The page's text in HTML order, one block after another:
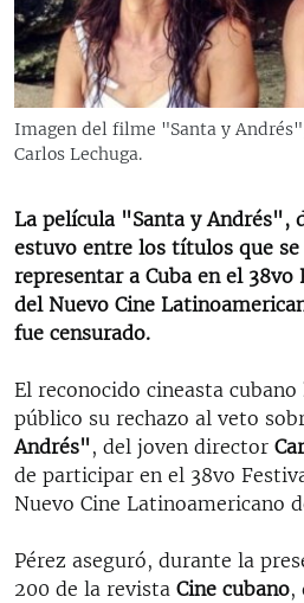
RADIO MARTÍ
ESPECIALES
ESPECIALES
LA REALIDAD DE LA VIVIENDA EN
KENTU-CUBANO
LOS SANTOS DE HIALEAH
MULTIMEDIA
EDITORIALES
SÍGUENOS
Imagen del filme "Santa y
Carlos Lechuga.
La película "Santa y Andrés",
estuvo entre los títulos que se
representar a Cuba en el
del Nuevo Cine
fue censurado.
El reconocido cineasta cubano
público su rechazo al veto
Andrés", del joven director
de participar en el 38vo
Nuevo Cine Latinoamericano
Pérez aseguró, durante la
200 de la revista Cine cubano,